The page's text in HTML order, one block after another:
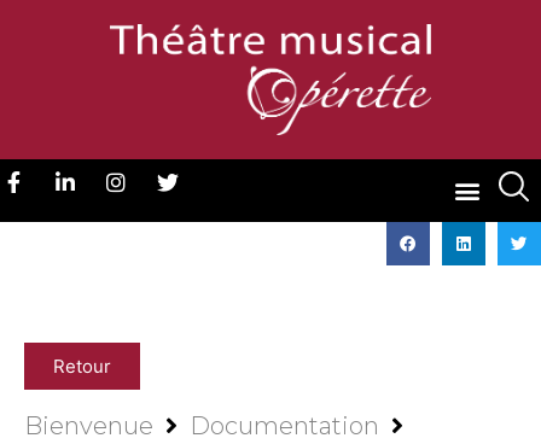
Retour
Bienvenue Documentation